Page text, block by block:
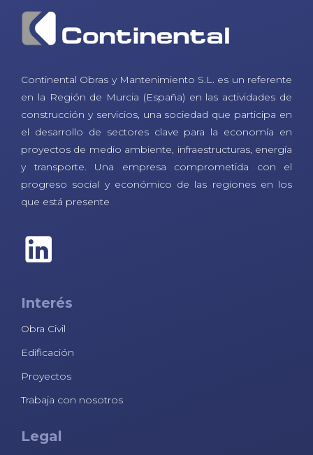
Continental Obras y Mantenimiento S.L. es un referente
en la Región de Murcia (España) en las actividades de
construcción y servicios, una sociedad que participa en
el desarrollo de sectores clave para la economía en
proyectos de medio ambiente, infraestructuras, energía
y transporte. Una empresa comprometida con el
progreso social y económico de las regiones en los
que está presente
Interés
Obra Civil
Edificación
Proyectos
Trabaja con nosotros
Legal